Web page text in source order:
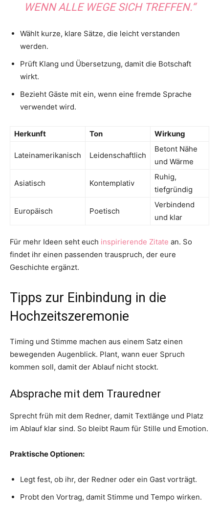
WENN ALLE WEGE SICH TREFFEN.“
Wählt kurze, klare Sätze, die leicht verstanden
werden.
Prüft Klang und Übersetzung, damit die Botschaft
wirkt.
Bezieht Gäste mit ein, wenn eine fremde Sprache
verwendet wird.
Herkunft Ton Wirkung
Lateinamerikanisch Leidenschaftlich
Betont Nähe
und Wärme
Asiatisch Kontemplativ
Ruhig,
tiefgründig
Europäisch Poetisch
Verbindend
und klar
Für mehr Ideen seht euch inspirierende Zitate an. So
findet ihr einen passenden trauspruch, der eure
Geschichte ergänzt.
Tipps zur Einbindung in die
Hochzeitszeremonie
Timing und Stimme machen aus einem Satz einen
bewegenden Augenblick. Plant, wann euer Spruch
kommen soll, damit der Ablauf nicht stockt.
Absprache mit dem Trauredner
Sprecht früh mit dem Redner, damit Textlänge und Platz
im Ablauf klar sind. So bleibt Raum für Stille und Emotion.
Praktische Optionen:
Legt fest, ob ihr, der Redner oder ein Gast vorträgt.
Probt den Vortrag, damit Stimme und Tempo wirken.